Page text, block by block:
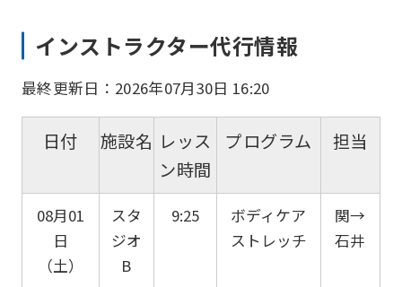
インストラクター代行情報
最終更新日：2026年07月30日 16:20
日付 施設名 レッス
ン時間
プログラム 担当
08月01
日
（土）
スタ
ジオ
B
9:25
ボディケア
ストレッチ
関→
石井